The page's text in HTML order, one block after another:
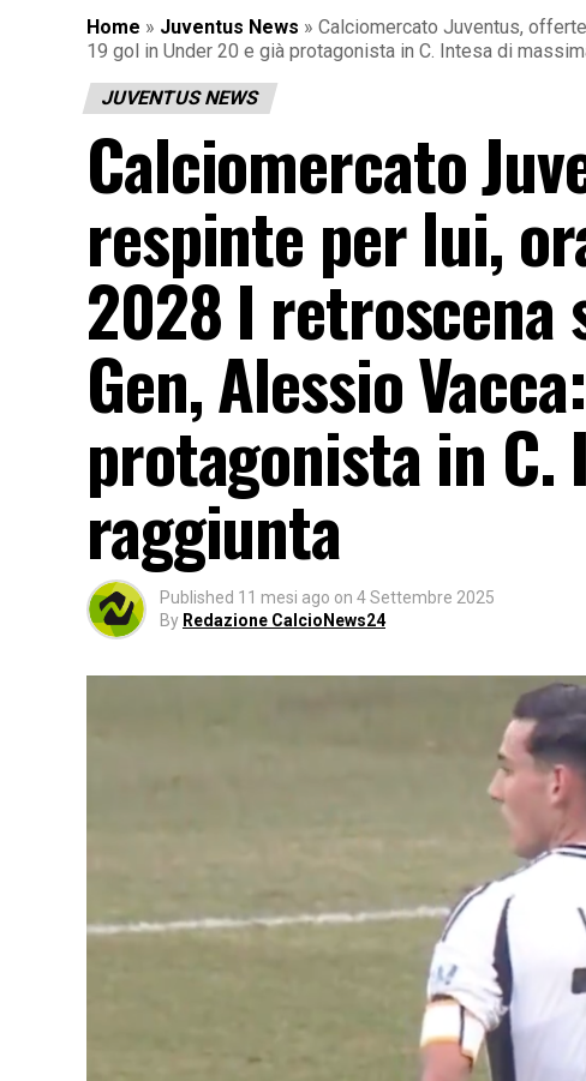
Home » Juventus News » Calciomercato Juventus,
19 gol in Under 20 e già protagonista in C. Intesa di
JUVENTUS NEWS
Calciomercato
respinte per lui,
2028 I retroscena
Gen, Alessio
protagonista in C.
raggiunta
Published 11 mesi ago on 4 Settembre 2025
By Redazione CalcioNews24